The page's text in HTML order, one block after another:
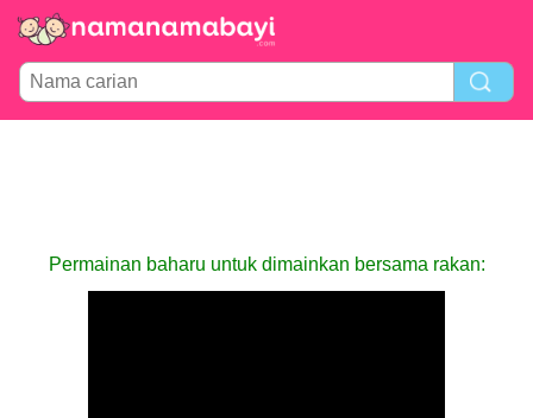
Permainan baharu untuk dimainkan bersama rakan: